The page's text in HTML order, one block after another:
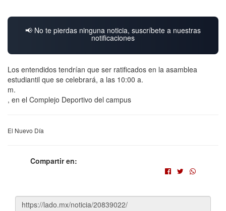
📢 No te pierdas ninguna noticia, suscríbete a nuestras
notificaciones
Los entendidos tendrían que ser ratificados en la asamblea
estudiantil que se celebrará, a las 10:00 a.
m.
, en el Complejo Deportivo del campus
El Nuevo Día
Compartir en: